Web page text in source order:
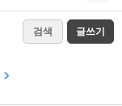
검색 글쓰기